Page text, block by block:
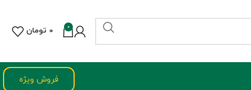
0
0 تومان
فروش ویژه